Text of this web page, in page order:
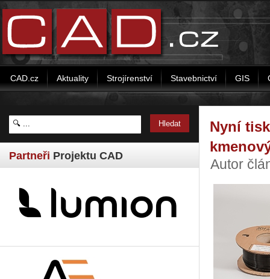
CAD.cz Aktuality Strojírenství Stavebnictví GIS
Partneři Projektu CAD
Nyní
Autor